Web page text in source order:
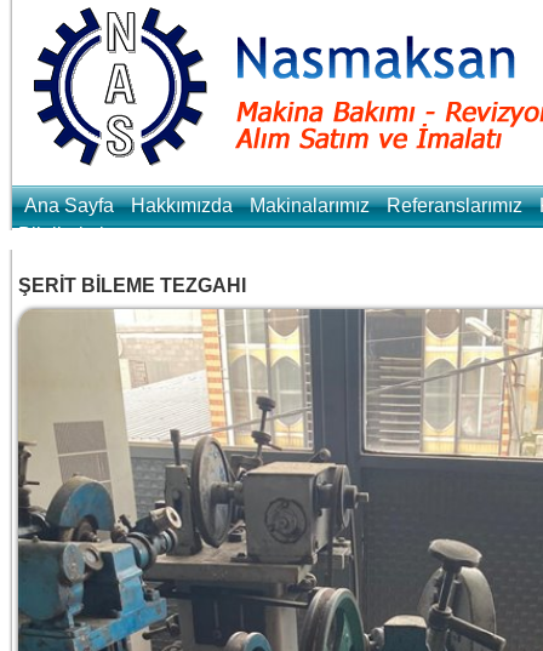
Ana Sayfa Hakkımızda Makinalarımız Referanslarımız
Bilgilerimiz
ŞERİT BİLEME TEZGAHI